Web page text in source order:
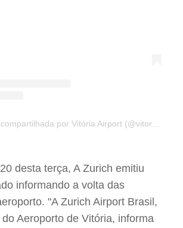
Uma publicação compartilhada por Vitória Airport (@vitoriaairport)
desta terça, A Zurich emitiu
informando a volta das
"A Zurich Airport Brasil,
Aeroporto de Vitória, informa